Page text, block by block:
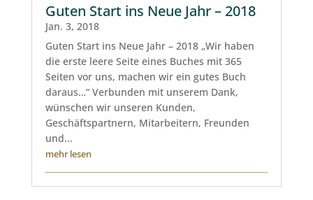
Guten Start ins Neue Jahr – 2018
Jan. 3, 2018
Guten Start ins Neue Jahr – 2018 „Wir haben
die erste leere Seite eines Buches mit 365
Seiten vor uns, machen wir ein gutes Buch
daraus…“ Verbunden mit unserem Dank,
wünschen wir unseren Kunden,
Geschäftspartnern, Mitarbeitern, Freunden
und...
mehr lesen